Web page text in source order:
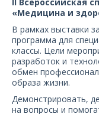
«Медицина и
В рамках выставки
программа для
классы. Цели
разработок и
обмен
образа жизни.
Демонстрировать,
на вопросы и